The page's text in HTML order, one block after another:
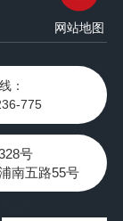
网站地图
：
775
号
南五路55号